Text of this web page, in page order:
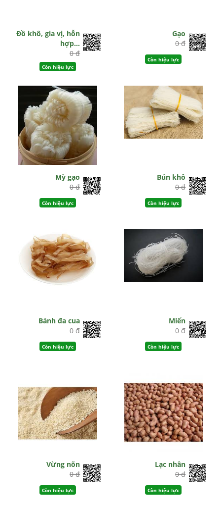
Đồ khô, gia vị, hỗn
hợp…
0 đ
Còn hiệu lực
Gạo
0 đ
Còn hiệu lực
Mỳ gạo
0 đ
Còn hiệu lực
Bún khô
0 đ
Còn hiệu lực
Bánh đa cua
0 đ
Còn hiệu lực
Miến
0 đ
Còn hiệu lực
Vừng nõn
0 đ
Còn hiệu lực
Lạc nhân
0 đ
Còn hiệu lực